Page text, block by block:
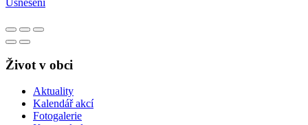
Život v obci
Aktuality
Kalendář akcí
Fotogalerie